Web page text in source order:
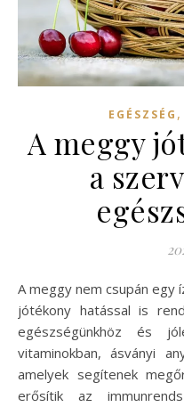
EGÉSZSÉG ,
A meggy
a
A meggy nem csupán egy ízletes gyümölcs, hanem számos
jótékony hatással is
egészségünkhöz és
vitaminokban, ásványi
amelyek segítenek
erősítik az